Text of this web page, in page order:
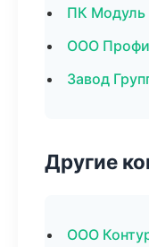
ПК
ООО
Завод
Другие
ООО